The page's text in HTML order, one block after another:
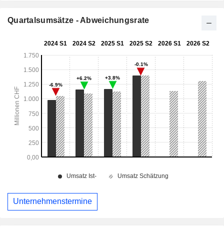
Quartalsumsätze - Abweichungsrate
Unternehmenstermine